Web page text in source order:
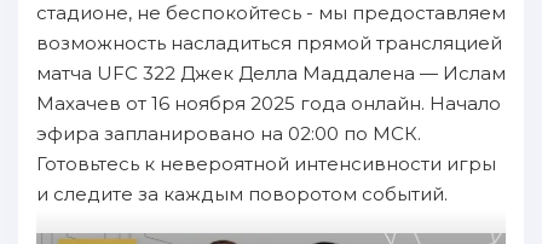
стадионе, не беспокойтесь - мы предоставляем
возможность насладиться прямой трансляцией
матча UFC 322 Джек Делла Маддалена — Ислам
Махачев от 16 ноября 2025 года онлайн. Начало
эфира запланировано на 02:00 по МСК.
Готовьтесь к невероятной интенсивности игры
и следите за каждым поворотом событий.